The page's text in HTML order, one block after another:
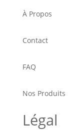
À Propos
Contact
FAQ
Nos Produits
Légal